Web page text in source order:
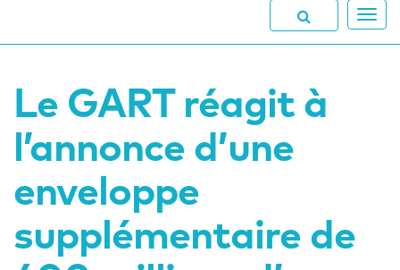
Le GART réagit à
l’annonce d’une
enveloppe
supplémentaire de